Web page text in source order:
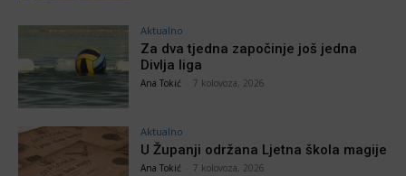
Aktualno
Za dva tjedna započinje još jedna
Divlja liga
Ana Tokić 7 kolovoza, 2026
Aktualno
U Županji održana Ljetna škola magije
Ana Tokić 7 kolovoza, 2026